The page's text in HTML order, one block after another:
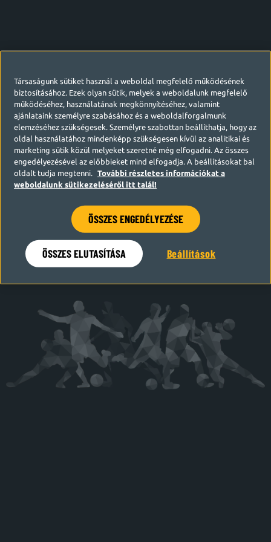
Hamarosan visszatérünk
Társaságunk sütiket használ a weboldal megfelelő működésének
biztosításához. Ezek olyan sütik, melyek a weboldalunk megfelelő
működéséhez, használatának megkönnyítéséhez, valamint
ajánlataink személyre szabásához és a weboldalforgalmunk
elemzéséhez szükségesek. Személyre szabottan beállíthatja, hogy az
oldal használatához mindenképp szükségesen kívül az analitikai és
marketing sütik közül melyeket szeretné még elfogadni. Az összes
engedélyezésével az előbbieket mind elfogadja. A beállításokat bal
oldalt tudja megtenni.
További részletes információkat a
weboldalunk sütikezeléséről itt talál!
ÖSSZES ENGEDÉLYEZÉSE
ÖSSZES ELUTASÍTÁSA Beállítások